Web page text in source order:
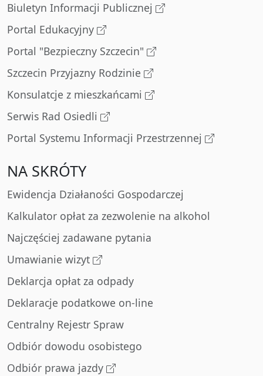
Biuletyn Informacji Publicznej
Portal Edukacyjny
Portal "Bezpieczny Szczecin"
Szczecin Przyjazny Rodzinie
Konsulatcje z mieszkańcami
Serwis Rad Osiedli
Portal Systemu Informacji Przestrzennej
NA SKRÓTY
Ewidencja Działaności Gospodarczej
Kalkulator opłat za zezwolenie na alkohol
Najczęściej zadawane pytania
Umawianie wizyt
Deklarcja opłat za odpady
Deklaracje podatkowe on-line
Centralny Rejestr Spraw
Odbiór dowodu osobistego
Odbiór prawa jazdy